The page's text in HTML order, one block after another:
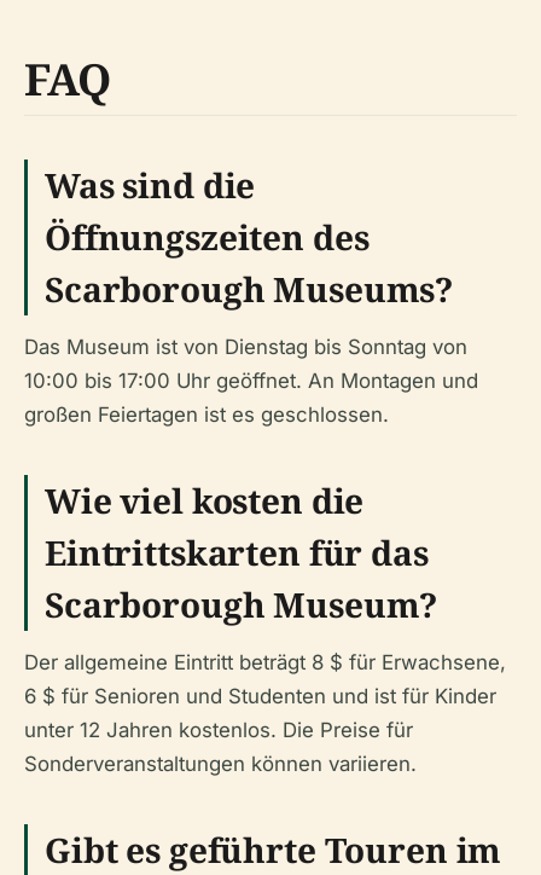
FAQ
Was sind die
Öffnungszeiten des
Scarborough Museums?
Das Museum ist von Dienstag bis Sonntag von
10:00 bis 17:00 Uhr geöffnet. An Montagen und
großen Feiertagen ist es geschlossen.
Wie viel kosten die
Eintrittskarten für das
Scarborough Museum?
Der allgemeine Eintritt beträgt 8 $ für Erwachsene,
6 $ für Senioren und Studenten und ist für Kinder
unter 12 Jahren kostenlos. Die Preise für
Sonderveranstaltungen können variieren.
Gibt es geführte Touren im